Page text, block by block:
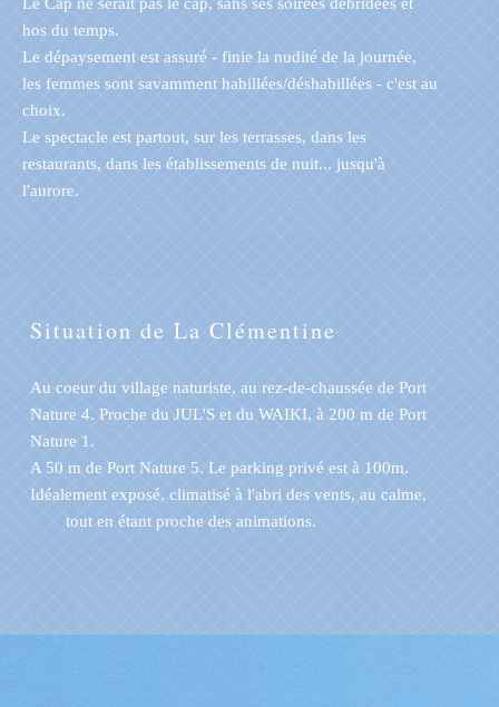
hos du temps.
Le dépaysement est assuré - finie la nudité de la journée,
les femmes sont savamment habillées/déshabillées - c'est au
choix.
Le spectacle est partout, sur les terrasses, dans les
restaurants, dans les établissements de nuit... jusqu'à
l'aurore.
Situation de La Clémentine
Au coeur du village naturiste, au rez-de-chaussée de Port
Nature 4. Proche du JUL'S et du WAIKI, à 200 m de Port
Nature 1.
A 50 m de Port Nature 5. Le parking privé est à 100m.
Idéalement exposé, climatisé à l'abri des vents, au calme,
tout en étant proche des animations.